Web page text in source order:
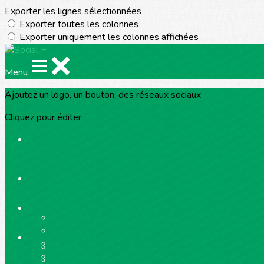
Exporter les lignes sélectionnées
Exporter toutes les colonnes
Exporter uniquement les colonnes affichées
Menu
Ajoutez un logo, un bouton, des réseaux sociaux
Cliquez pour éditer